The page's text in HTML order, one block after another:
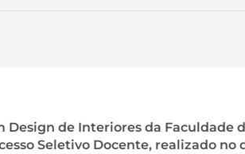
de Interiores da Faculdade
Seletivo Docente, realizado no